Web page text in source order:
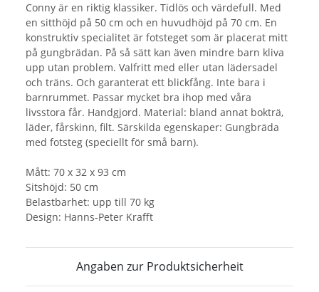
Conny är en riktig klassiker. Tidlös och värdefull. Med
en sitthöjd på 50 cm och en huvudhöjd på 70 cm. En
konstruktiv specialitet är fotsteget som är placerat mitt
på gungbrädan. På så sätt kan även mindre barn kliva
upp utan problem. Valfritt med eller utan lädersadel
och träns. Och garanterat ett blickfång. Inte bara i
barnrummet. Passar mycket bra ihop med våra
livsstora får. Handgjord. Material: bland annat bokträ,
läder, fårskinn, filt. Särskilda egenskaper: Gungbräda
med fotsteg (speciellt för små barn).
Mått: 70 x 32 x 93 cm
Sitshöjd: 50 cm
Belastbarhet: upp till 70 kg
Design: Hanns-Peter Krafft
Angaben zur Produktsicherheit